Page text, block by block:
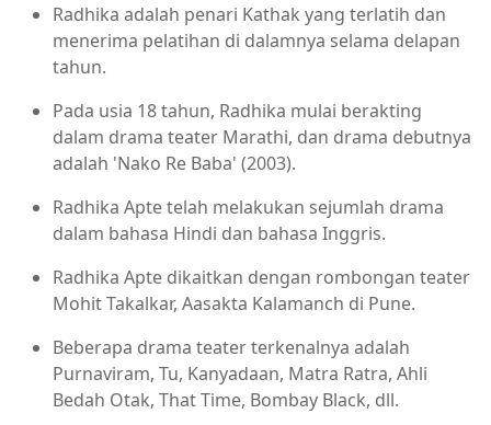
Radhika adalah penari Kathak yang terlatih dan
menerima pelatihan di dalamnya selama delapan
tahun.
Pada usia 18 tahun, Radhika mulai berakting
dalam drama teater Marathi, dan drama debutnya
adalah 'Nako Re Baba' (2003).
Radhika Apte telah melakukan sejumlah drama
dalam bahasa Hindi dan bahasa Inggris.
Radhika Apte dikaitkan dengan rombongan teater
Mohit Takalkar, Aasakta Kalamanch di Pune.
Beberapa drama teater terkenalnya adalah
Purnaviram, Tu, Kanyadaan, Matra Ratra, Ahli
Bedah Otak, That Time, Bombay Black, dll.